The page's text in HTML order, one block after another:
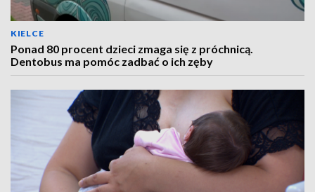
KIELCE
Ponad 80 procent dzieci zmaga się z próchnicą.
Dentobus ma pomóc zadbać o ich zęby